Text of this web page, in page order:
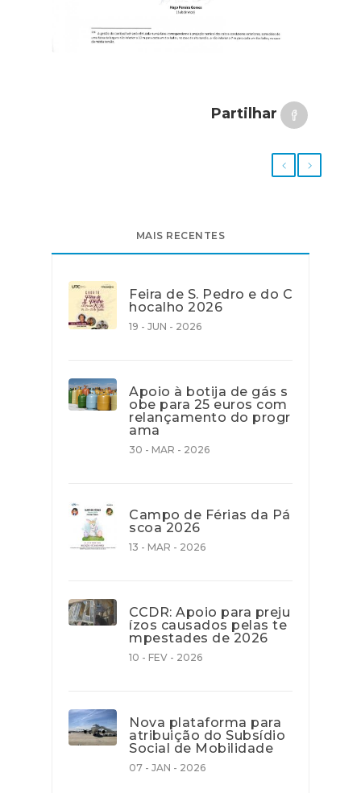
Partilhar
MAIS RECENTES
Feira de S. Pedro e do C
hocalho 2026
19 - JUN - 2026
Apoio à botija de gás s
obe para 25 euros com
relançamento do progr
ama
30 - MAR - 2026
Campo de Férias da Pá
scoa 2026
13 - MAR - 2026
CCDR: Apoio para preju
ízos causados pelas te
mpestades de 2026
10 - FEV - 2026
Nova plataforma para
atribuição do Subsídio
Social de Mobilidade
07 - JAN - 2026